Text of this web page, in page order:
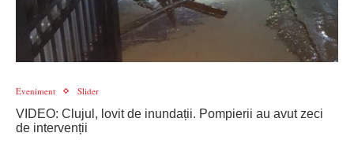
Eveniment Slider
VIDEO: Clujul, lovit de inundații. Pompierii au avut zeci
de intervenții